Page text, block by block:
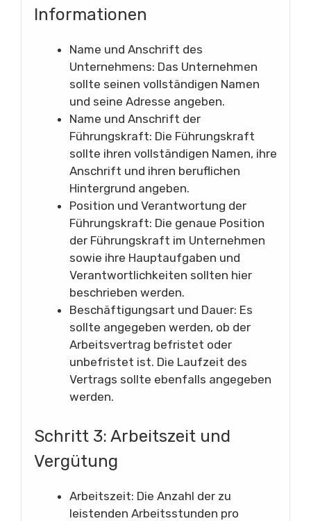
Informationen
Name und Anschrift des
Unternehmens: Das Unternehmen
sollte seinen vollständigen Namen
und seine Adresse angeben.
Name und Anschrift der
Führungskraft: Die Führungskraft
sollte ihren vollständigen Namen, ihre
Anschrift und ihren beruflichen
Hintergrund angeben.
Position und Verantwortung der
Führungskraft: Die genaue Position
der Führungskraft im Unternehmen
sowie ihre Hauptaufgaben und
Verantwortlichkeiten sollten hier
beschrieben werden.
Beschäftigungsart und Dauer: Es
sollte angegeben werden, ob der
Arbeitsvertrag befristet oder
unbefristet ist. Die Laufzeit des
Vertrags sollte ebenfalls angegeben
werden.
Schritt 3: Arbeitszeit und
Vergütung
Arbeitszeit: Die Anzahl der zu
leistenden Arbeitsstunden pro